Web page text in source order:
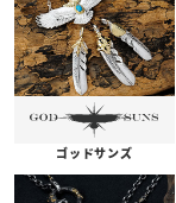
ゴッドサンズ